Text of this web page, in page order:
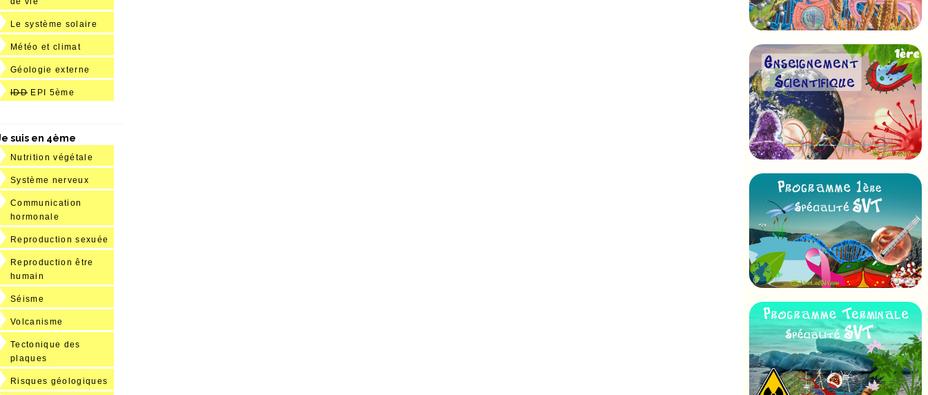
Le système solaire
Météo et climat
Géologie externe
IDD EPI 5ème
suis en 4ème
Nutrition végétale
Système nerveux
Communication
hormonale
Reproduction sexuée
Reproduction être
humain
Séisme
Volcanisme
Tectonique des
plaques
Risques géologiques